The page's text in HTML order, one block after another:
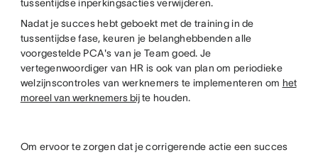
tussentijdse inperkingsacties verwijderen.
Nadat je succes hebt geboekt met de training in de
tussentijdse fase, keuren je belanghebbenden alle
voorgestelde PCA's van je Team goed. Je
vertegenwoordiger van HR is ook van plan om periodieke
welzijnscontroles van werknemers te implementeren om het
moreel van werknemers bijte houden.
Om ervoor te zorgen dat je corrigerende actie een succes